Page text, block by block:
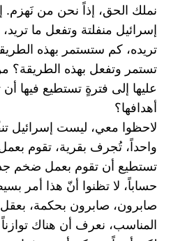
نملك الحق، إذاً نحن من نَهزم.
إسرائيل منفلتة وتفعل ‏ما تريد،
تريده، كم ستستمر بهذه
تستمر وتفعل بهذه الطريقة؟
عليها إلى فترةٍ تستطيع فيها
أهدافها؟
لاحظوا معي، ليست إسرائيل
واحداً، تُجرف بقرية، تقوم
تستطيع ‏أن تقوم بعمل ضخم
حساباً، لا تظنوا أنّ هذا أمر
صابرون، ‏صابرون بحكمة،
المناسب، نعرف أن هناك توازناً